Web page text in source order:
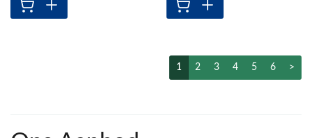
1 2 3 4 5 6 >